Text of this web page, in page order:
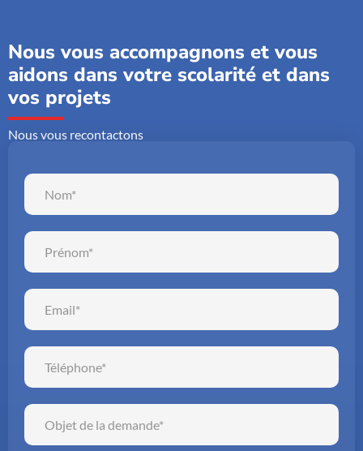
Nous vous accompagnons et vous
aidons dans votre scolarité et dans
vos projets
Nous vous recontactons